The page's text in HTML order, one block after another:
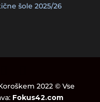
šole 2025/26
2022 © Vse
Fokus42.com